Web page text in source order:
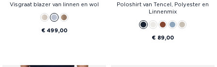
Visgraat blazer van linnen en wol
€ 499,00
Poloshirt van Tencel, Polyester en
Linnenmix
€ 89,00